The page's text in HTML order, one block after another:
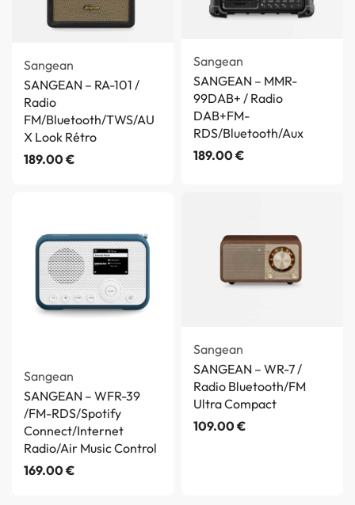
Sangean
SANGEAN – RA-101 /
Radio
FM/Bluetooth/TWS/AU
X Look Rétro
189.00€
Sangean
SANGEAN – MMR-
99DAB+ / Radio
DAB+FM-
RDS/Bluetooth/Aux
189.00€
Sangean
SANGEAN – WFR-39
/FM-RDS/Spotify
Connect/Internet
Radio/Air Music Control
169.00€
Sangean
SANGEAN – WR-7 /
Radio Bluetooth/FM
Ultra Compact
109.00€